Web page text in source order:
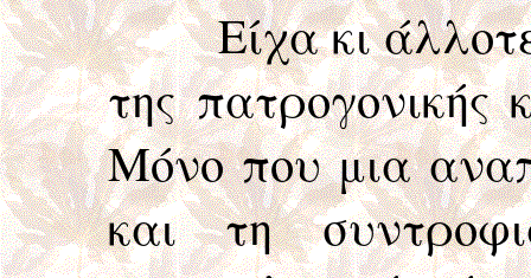
Είχα κι άλλοτε,
της πατρογονικής
Μόνο που μια
και τη